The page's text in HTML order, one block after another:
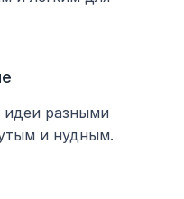
разными
и нудным.